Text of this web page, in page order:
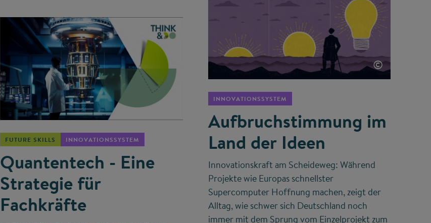
FUTURE SKILLS INNOVATIONSSYSTEM
Quantentech - Eine
Strategie für
Fachkräfte
©
INNOVATIONSSYSTEM
Aufbruchstimmung im
Land der Ideen
Innovationskraft am Scheideweg: Während
Projekte wie Europas schnellster
Supercomputer Hoffnung machen, zeigt der
Alltag, wie schwer sich Deutschland noch
immer mit dem Sprung vom Einzelprojekt zum